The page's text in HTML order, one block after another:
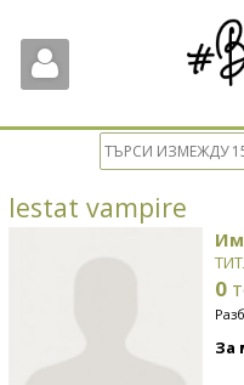
lestat vampire
0
За